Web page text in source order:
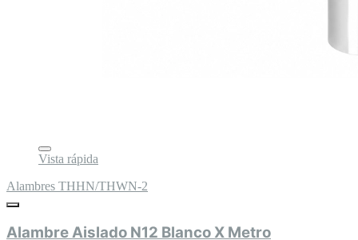
Vista rápida
Alambres THHN/THWN-2
Alambre Aislado N12 Blanco X Metro